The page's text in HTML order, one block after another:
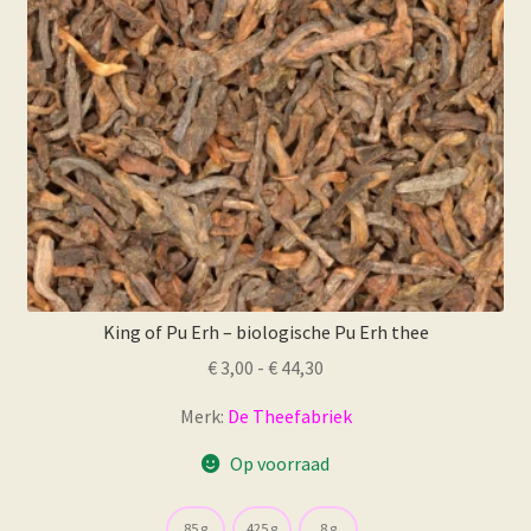
op
de
productpagina
King of Pu Erh – biologische Pu Erh thee
€ 3,00 - € 44,30
tot
€ 44,30
Merk: De Theefabriek
Op voorraad